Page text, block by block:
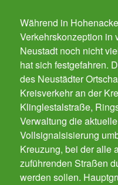
Während in
Verkehrskonzeption in
Neustadt noch nicht
hat sich festgefahren.
des Neustädter
Kreisverkehr an der
Klinglestalstraße,
Verwaltung die
Vollsignalsisierung
Kreuzung, bei der alle
zuführenden Straßen
werden sollen.